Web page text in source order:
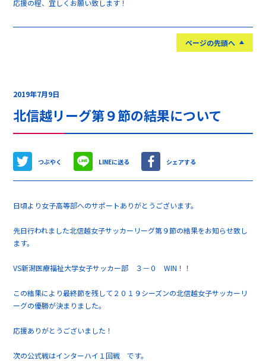
応援の程、宜しくお願い致します！
ページの先頭へ
2019年7月9日
北信越リーグ第９節の結果について
つぶやく LINEに送る シェアする
日頃より女子高等部へのサポートありがとうございます。
先日行われました北信越女子サッカーリーグ第９節の結果をお知らせ致し
ます。
VS新潟医療福祉大学女子サッカー部 ３－０ WIN！！
この結果により最終節を残して２０１９シーズンの北信越女子サッカーリ
ーグの優勝が決まりました。
応援ありがとうございました！
次の公式戦はインターハイ１回戦 です。